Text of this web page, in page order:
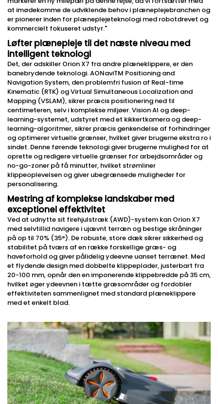
at imødekomme de udviklende behov i plæneplejebranchen og
er pionerer inden for plæneplejeteknologi med robotdrevet og
kommercielt fokuseret udstyr."
Løfter plænepleje til det næste niveau med
intelligent teknologi
Det, der adskiller Orion X7 fra andre plæneklippere, er den
banebrydende teknologi. AONaviTM Positioning and
Navigation System, den problemfri fusion af Real-time
Kinematic (RTK) og Virtual Simultaneous Localization and
Mapping (VSLAM), sikrer præcis positionering ned til
centimeteren, selv i komplekse miljøer. Vision AI og deep-
learning-systemet, udstyret med et kikkertkamera og deep-
learning-algoritmer, sikrer præcis genkendelse af forhindringer
og optimerer virtuelle grænser, hvilket giver brugerne ekstra ro i
sindet. Denne førende teknologi giver brugerne mulighed for at
oprette og redigere virtuelle grænser for arbejdsområder og
no-go-zoner på få minutter, hvilket strømliner
klippeoplevelsen og giver ubegrænsede muligheder for
personalisering.
Mestring af komplekse landskaber med
exceptionel effektivitet
Ved at udnytte sit firehjulstræk (AWD)-system kan Orion X7
med selvtillid navigere i ujævnt terræn og bestige skråninger
på op til 70% (35°). De robuste, store dæk sikrer sikkerhed og
stabilitet på tværs af en række forskellige græs- og
haveforhold og giver pålidelig ydeevne uanset terrænet. Med
et flydende design med dobbelte klippeplader, justerbart fra
20-100 mm, opnår den en imponerende klippebredde på 35 cm,
hvilket øger ydeevnen i tætte græsområder og fordobler
effektiviteten sammenlignet med standard plæneklippere
med et enkelt blad.